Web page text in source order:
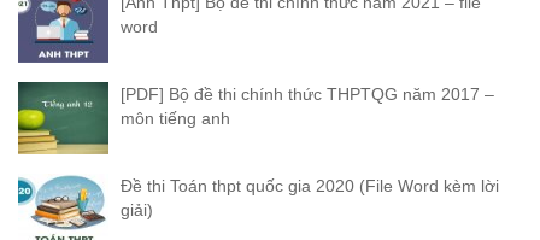
word
[PDF] Bộ đề thi chính thức THPTQG năm 2017 –
môn tiếng anh
Đề thi Toán thpt quốc gia 2020 (File Word kèm lời
giải)